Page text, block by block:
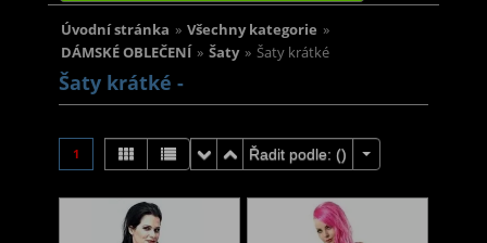
Úvodní stránka » Všechny kategorie »
DÁMSKÉ OBLEČENÍ » Šaty » Šaty krátké
Šaty krátké -
1 Řadit podle: ()